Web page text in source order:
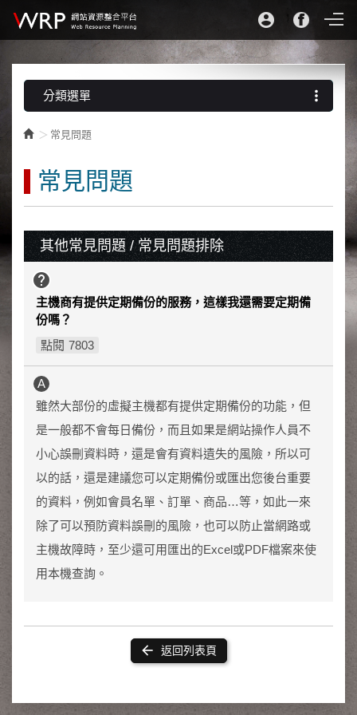
分類選單 more_vert
常見問題
常見問題
其他常見問題 / 常見問題排除
help
主機商有提供定期備份的服務，這樣我還需要定期備
份嗎？
7803
雖然大部份的虛擬主機都有提供定期備份的功能，但
是一般都不會每日備份，而且如果是網站操作人員不
小心誤刪資料時，還是會有資料遺失的風險，所以可
以的話，還是建議您可以定期備份或匯出您後台重要
的資料，例如會員名單、訂單、商品…等，如此一來
除了可以預防資料誤刪的風險，也可以防止當網路或
主機故障時，至少還可用匯出的Excel或PDF檔案來使
用本機查詢。
arrow_back 返回列表頁